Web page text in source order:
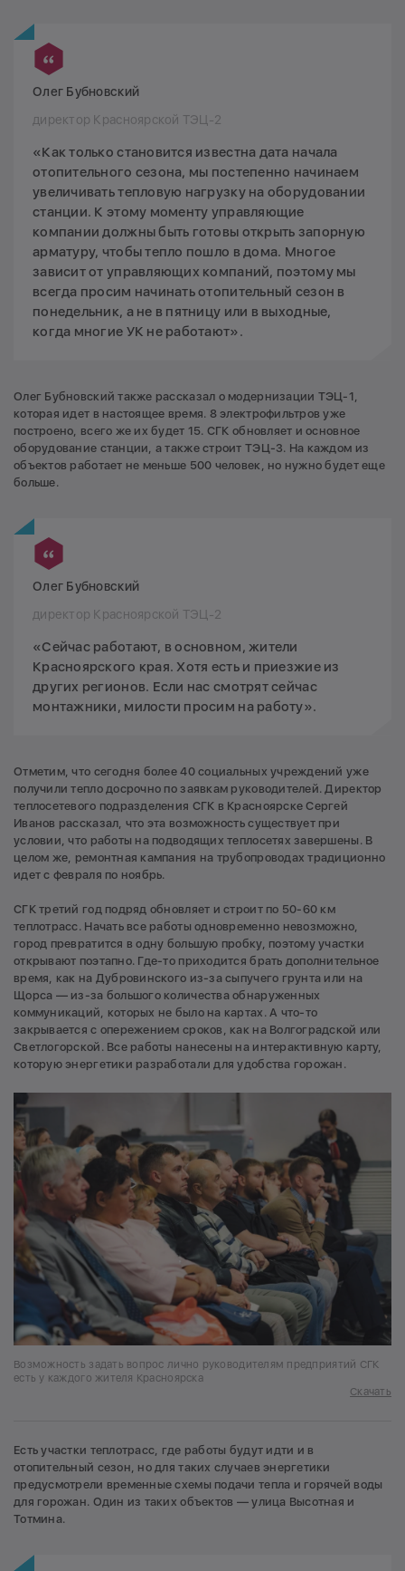
Олег Бубновский
директор Красноярской ТЭЦ-2
«Как только становится известна дата начала
отопительного сезона, мы постепенно начинаем
увеличивать тепловую нагрузку на оборудовании
станции. К этому моменту управляющие
компании должны быть готовы открыть запорную
арматуру, чтобы тепло пошло в дома. Многое
зависит от управляющих компаний, поэтому мы
всегда просим начинать отопительный сезон в
понедельник, а не в пятницу или в выходные,
когда многие УК не работают».
Олег Бубновский также рассказал о модернизации ТЭЦ-1,
которая идет в настоящее время. 8 электрофильтров уже
построено, всего же их будет 15. СГК обновляет и основное
оборудование станции, а также строит ТЭЦ-3. На каждом из
объектов работает не меньше 500 человек, но нужно будет еще
больше.
Олег Бубновский
директор Красноярской ТЭЦ-2
«Сейчас работают, в основном, жители
Красноярского края. Хотя есть и приезжие из
других регионов. Если нас смотрят сейчас
монтажники, милости просим на работу».
Отметим, что сегодня более 40 социальных учреждений уже
получили тепло досрочно по заявкам руководителей. Директор
теплосетевого подразделения СГК в Красноярске Сергей
Иванов рассказал, что эта возможность существует при
условии, что работы на подводящих теплосетях завершены. В
целом же, ремонтная кампания на трубопроводах традиционно
идет с февраля по ноябрь.
СГК третий год подряд обновляет и строит по 50-60 км
теплотрасс. Начать все работы одновременно невозможно,
город превратится в одну большую пробку, поэтому участки
открывают поэтапно. Где-то приходится брать дополнительное
время, как на Дубровинского из-за сыпучего грунта или на
Щорса — из-за большого количества обнаруженных
коммуникаций, которых не было на картах. А что-то
закрывается с опережением сроков, как на Волгоградской или
Светлогорской. Все работы нанесены на интерактивную карту,
которую энергетики разработали для удобства горожан.
Возможность задать вопрос лично руководителям предприятий СГК
есть у каждого жителя Красноярска
Скачать
Есть участки теплотрасс, где работы будут идти и в
отопительный сезон, но для таких случаев энергетики
предусмотрели временные схемы подачи тепла и горячей воды
для горожан. Один из таких объектов — улица Высотная и
Тотмина.